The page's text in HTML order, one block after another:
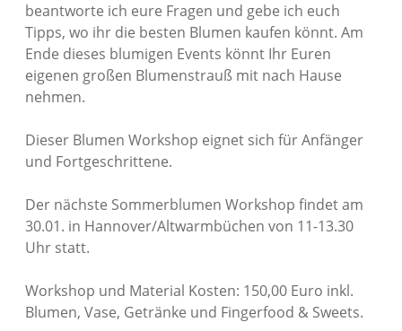
beantworte ich eure Fragen und gebe ich euch
Tipps, wo ihr die besten Blumen kaufen könnt. Am
Ende dieses blumigen Events könnt Ihr Euren
eigenen großen Blumenstrauß mit nach Hause
nehmen.
Dieser Blumen Workshop eignet sich für Anfänger
und Fortgeschrittene.
Der nächste Sommerblumen Workshop findet am
30.01. in Hannover/Altwarmbüchen von 11-13.30
Uhr statt.
Workshop und Material Kosten: 150,00 Euro inkl.
Blumen, Vase, Getränke und Fingerfood & Sweets.